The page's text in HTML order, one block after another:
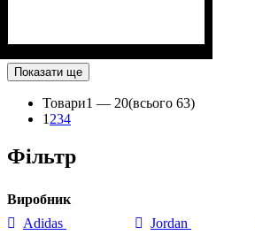
Показати ще
Товари1 — 20(всього 63)
1 234
Фільтр
Виробник
Adidas
Jordan